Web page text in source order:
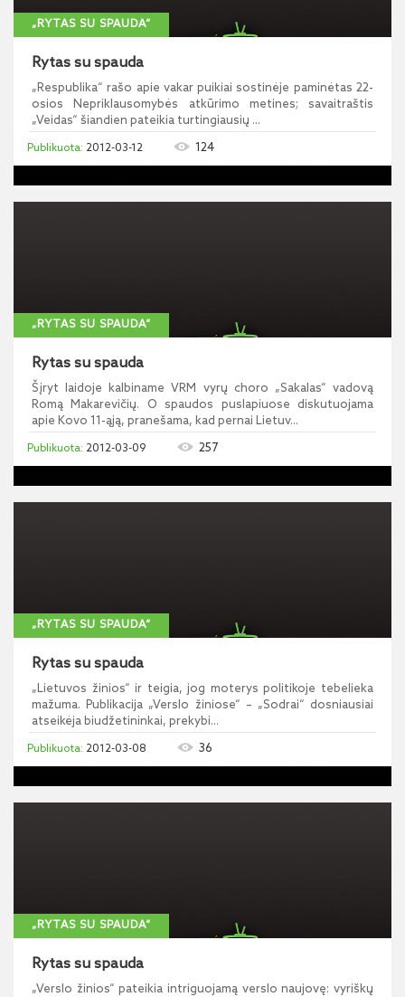
„RYTAS SU SPAUDA“
Rytas su spauda
„Respublika“ rašo apie vakar puikiai sostinėje paminėtas 22-
osios Nepriklausomybės atkūrimo metines; savaitraštis
„Veidas“ šiandien pateikia turtingiausių ...
2012-03-12 124
„RYTAS SU SPAUDA“
Rytas su spauda
Šįryt laidoje kalbiname VRM vyrų choro „Sakalas“ vadovą
Romą Makarevičių. O spaudos puslapiuose diskutuojama
apie Kovo 11-ąją, pranešama, kad pernai Lietuv...
2012-03-09 257
„RYTAS SU SPAUDA“
Rytas su spauda
„Lietuvos žinios“ ir teigia, jog moterys politikoje tebelieka
mažuma. Publikacija „Verslo žiniose“ – „Sodrai“ dosniausiai
atseikėja biudžetininkai, prekybi...
2012-03-08 36
„RYTAS SU SPAUDA“
Rytas su spauda
„Verslo žinios“ pateikia intriguojamą verslo naujovę: vyriškų